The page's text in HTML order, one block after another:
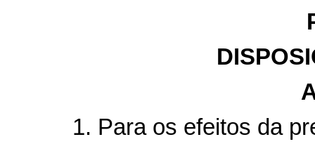
1. Para os efeitos da